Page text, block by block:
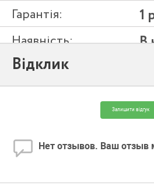
Гарантія: 1
Наявність: В
Модель:
Відклик
Залишити відгук
Нет отзывов. Ваш отзыв